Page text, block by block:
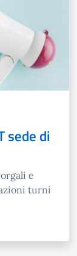
sede di
e
turni